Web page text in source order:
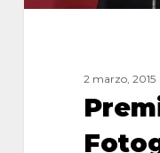
2 marzo, 2015